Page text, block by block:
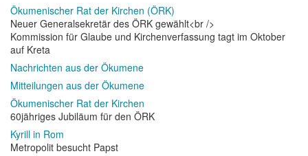
Ökumenischer Rat der Kirchen (ÖRK)
Neuer Generalsekretär des ÖRK gewählt<br />
Kommission für Glaube und Kirchenverfassung tagt im Oktober
auf Kreta
Nachrichten aus der Ökumene
Mitteilungen aus der Ökumene
Ökumenischer Rat der Kirchen
60jähriges Jubiläum für den ÖRK
Kyrill in Rom
Metropolit besucht Papst